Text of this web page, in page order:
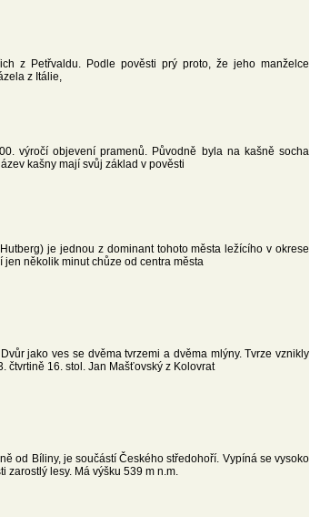
z Petřvaldu. Podle pověsti prý proto, že jeho manželce
z Itálie,
výročí objevení pramenů. Původně byla na kašně socha
kašny mají svůj základ v pověsti
je jednou z dominant tohoto města ležícího v okrese
jen několik minut chůze od centra města
jako ves se dvěma tvrzemi a dvěma mlýny. Tvrze vznikly
čtvrtině 16. stol. Jan Mašťovský z Kolovrat
od Bíliny, je součástí Českého středohoří. Vypíná se vysoko
zarostlý lesy. Má výšku 539 m n.m.